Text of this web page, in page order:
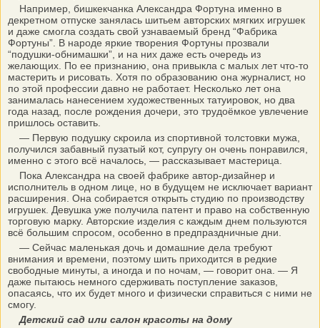
Например, бишкекчанка Александра Фортуна именно в
декретном отпуске занялась шитьем авторских мягких игрушек
и даже смогла создать свой узнаваемый бренд “Фабрика
Фортуны”. В народе яркие творения Фортуны прозвали
“подушки-обнимашки”, и на них даже есть очередь из
желающих. По ее признанию, она привыкла с малых лет что-то
мастерить и рисовать. Хотя по образованию она журналист, но
по этой профессии давно не работает. Несколько лет она
занималась нанесением художественных татуировок, но два
года назад, после рождения дочери, это трудоёмкое увлечение
пришлось оставить.
— Первую подушку скроила из спортивной толстовки мужа,
получился забавный пузатый кот, супругу он очень понравился,
именно с этого всё началось, — рассказывает мастерица.
Пока Александра на своей фабрике автор-дизайнер и
исполнитель в одном лице, но в будущем не исключает вариант
расширения. Она собирается открыть студию по производству
игрушек. Девушка уже получила патент и право на собственную
торговую марку. Авторские изделия с каждым днем пользуются
всё большим спросом, особенно в предпраздничные дни.
— Сейчас маленькая дочь и домашние дела требуют
внимания и времени, поэтому шить приходится в редкие
свободные минуты, а иногда и по ночам, — говорит она. — Я
даже пытаюсь немного сдерживать поступление заказов,
опасаясь, что их будет много и физически справиться с ними не
смогу.
Детский сад или салон красоты на дому